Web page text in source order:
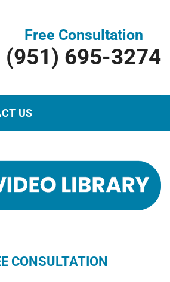
Free Consultation
(951) 695-3274
US
CONSULTATION